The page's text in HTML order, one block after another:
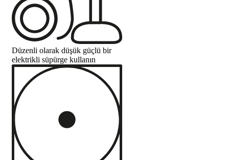
Düzenli olarak düşük güçlü bir
elektrikli süpürge kullanın